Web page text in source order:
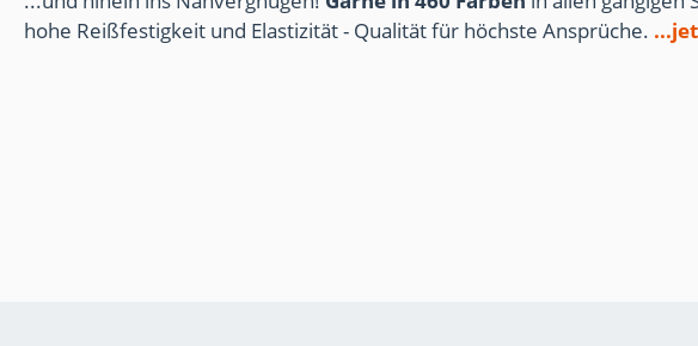
hohe Reißfestigkeit und Elastizität - Qualität für höchste Ansprüche.